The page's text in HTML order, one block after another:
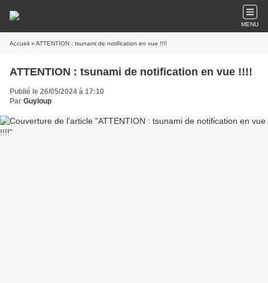
MENU
Accueil » ATTENTION : tsunami de notification en vue !!!!
ATTENTION : tsunami de notification en vue !!!!
Publié le 26/05/2024 à 17:10
Par Guyloup